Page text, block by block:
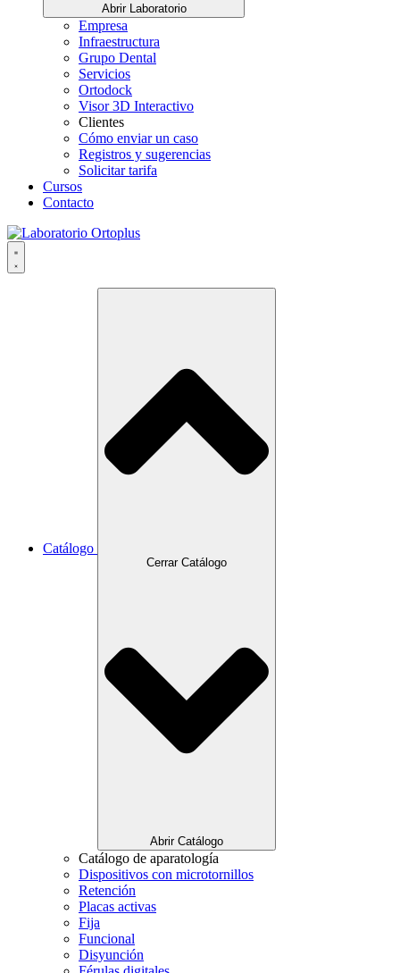
Abrir Laboratorio
Empresa
Infraestructura
Grupo Dental
Servicios
Ortodock
Visor 3D Interactivo
Clientes
Cómo enviar un caso
Registros y sugerencias
Solicitar tarifa
Cursos
Contacto
Catálogo
Cerrar Catálogo
Abrir Catálogo
Catálogo de aparatología
Dispositivos con microtornillos
Retención
Placas activas
Fija
Funcional
Disyunción